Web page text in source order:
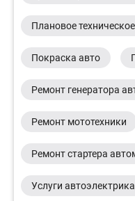
Плановое
Покраска авто
Ремонт генератора
Ремонт мототехники
Ремонт стартера
Услуги автоэлектрика